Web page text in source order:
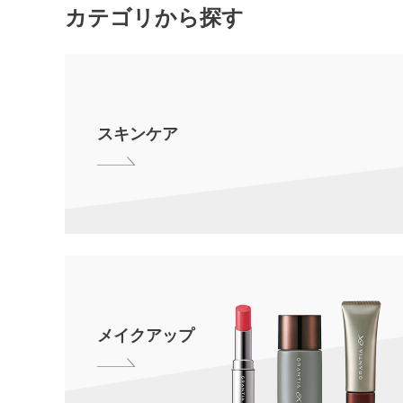
カテゴリから探す
スキンケア
メイクアップ